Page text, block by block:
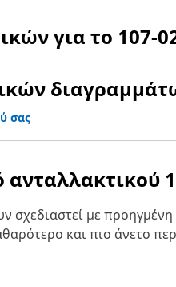
για το 107-
σας
ανταλλακτικού
σχεδιαστεί με
και πιο άνετο